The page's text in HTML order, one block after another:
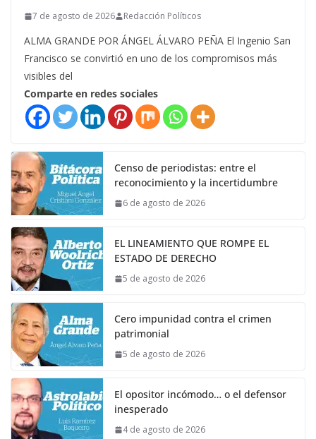
7 de agosto de 2026 Redacción Políticos
ALMA GRANDE POR ÁNGEL ÁLVARO PEÑA El Ingenio San
Francisco se convirtió en uno de los compromisos más
visibles del
Comparte en redes sociales
Censo de periodistas: entre el
reconocimiento y la incertidumbre
6 de agosto de 2026
EL LINEAMIENTO QUE ROMPE EL
ESTADO DE DERECHO
5 de agosto de 2026
Cero impunidad contra el crimen
patrimonial
5 de agosto de 2026
El opositor incómodo… o el defensor
inesperado
4 de agosto de 2026